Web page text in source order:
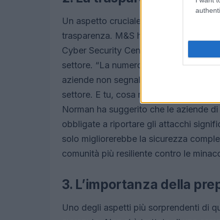
Un aspetto cruciale emerso dalla
trasparenza. M&S ha deciso di
Cyber Security Centre (NCSC) fin
settore. “La numero 4 ti
aziende non segnalano gli attacchi
settore. E tu, cosa ne pensi? È giusto
Norman ha suggerito che le aziende
obbligate a riportare gli attacchi
solo migliorerebbe la sicurezza
comunità più resiliente contro le
3. L’importanza della
Uno degli aspetti più sorprendenti di